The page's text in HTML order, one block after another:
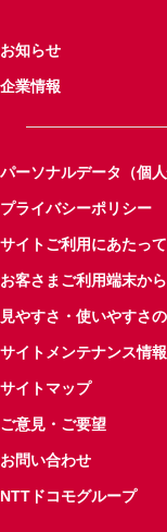
お知らせ
企業情報
パーソナルデータ（個
プライバシーポリシー
サイトご利用にあたって
お客さまご利用端末か
見やすさ・使いやすさ
サイトメンテナンス情報
サイトマップ
ご意見・ご要望
お問い合わせ
NTTドコモグループ